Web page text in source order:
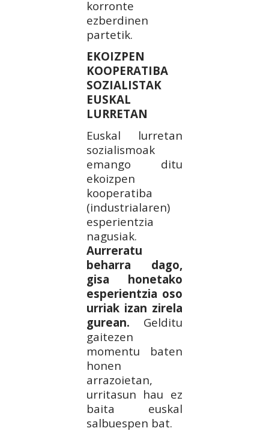
korronte
ezberdinen
partetik.
EKOIZPEN
KOOPERATIBA
SOZIALISTAK
EUSKAL
LURRETAN
Euskal lurretan
sozialismoak
emango ditu
ekoizpen
kooperatiba
(industrialaren)
esperientzia
nagusiak.
Aurreratu
beharra dago,
gisa honetako
esperientzia oso
urriak izan zirela
gurean. Gelditu
gaitezen
momentu baten
honen
arrazoietan,
urritasun hau ez
baita euskal
salbuespen bat.